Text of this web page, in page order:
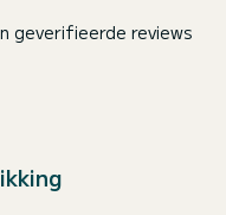
geverifieerde reviews